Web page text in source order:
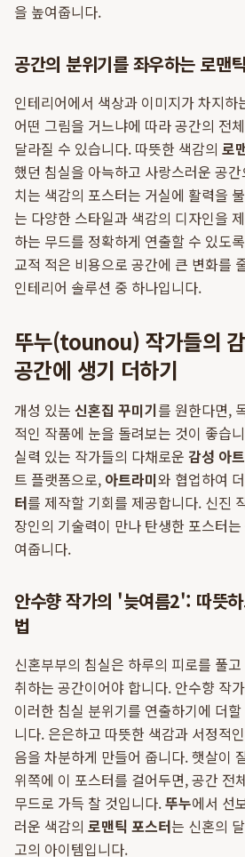
을 높여줍니다.
공간의 분위기를 좌우하는 로맨
인테리어에서 색상과 이미지가 차지
어떤 그림을 거느냐에 따라 공간의 전
달라질 수 있습니다. 따뜻한 색감의 로
했던 침실을 아늑하고 사랑스러운 공
치는 색감의 포스터는 거실에 활력을
는 다양한 스타일과 색감의 디자인을
하는 무드를 정확하게 연출할 수 있도
교적 적은 비용으로 공간에 큰 변화를
인테리어 솔루션 중 하나입니다.
뚜누(tounou) 작가들의
공간에 생기 더하기
개성 있는 신혼집 꾸미기를 원한다면,
적인 작품에 눈을 돌려보는 것이 좋습
실력 있는 작가들의 다채로운 감성 아
트 플랫폼으로, 아트라미와 협업하여
터를 제작할 기회를 제공합니다. 신진
장인의 기술력이 만나 탄생한 포스터
여줍니다.
안수향 작가의 '늦여름2': 따뜻
법
신혼부부의 침실은 하루의 피로를 풀
취하는 공간이어야 합니다. 안수향 작
이러한 침실 분위기를 연출하기에 더
니다. 은은하고 따뜻한 색감과 서정적
음을 차분하게 만들어 줍니다. 햇살이
위쪽에 이 포스터를 걸어두면, 공간 전
무드로 가득 찰 것입니다.뚜누에서 선
러운 색감의 로맨틱 포스터는 신혼의
고의 아이템입니다.